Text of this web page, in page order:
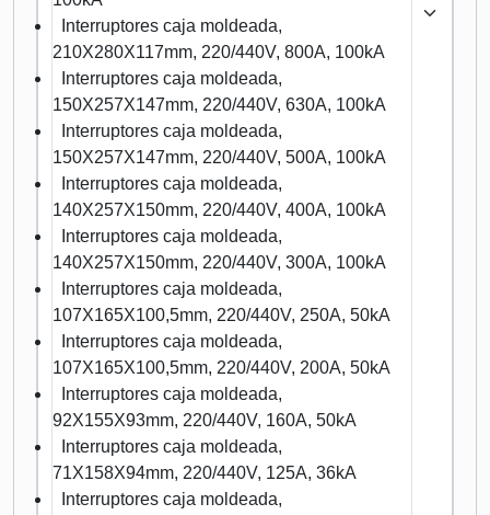
Interruptores caja moldeada,
210X280X117mm, 220/440V, 800A, 100kA
Interruptores caja moldeada,
150X257X147mm, 220/440V, 630A, 100kA
Interruptores caja moldeada,
150X257X147mm, 220/440V, 500A, 100kA
Interruptores caja moldeada,
140X257X150mm, 220/440V, 400A, 100kA
Interruptores caja moldeada,
140X257X150mm, 220/440V, 300A, 100kA
Interruptores caja moldeada,
107X165X100,5mm, 220/440V, 250A, 50kA
Interruptores caja moldeada,
107X165X100,5mm, 220/440V, 200A, 50kA
Interruptores caja moldeada,
92X155X93mm, 220/440V, 160A, 50kA
Interruptores caja moldeada,
71X158X94mm, 220/440V, 125A, 36kA
Interruptores caja moldeada,